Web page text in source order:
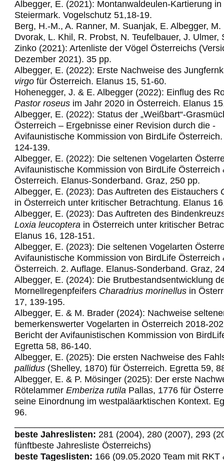
Albegger, E. (2021): Montanwaldeulen-Kartierung in
Steiermark. Vogelschutz 51,18-19.
Berg, H.-M., A. Ranner, M. Suanjak, E. Albegger, M.
Dvorak, L. Khil, R. Probst, N. Teufelbauer, J. Ulmer,
Zinko (2021): Artenliste der Vögel Österreichs
Dezember 2021). 35 pp.
Albegger, E. (2022): Erste Nachweise des
virgo für Österreich. Elanus 15, 51-60.
Hohenegger, J. & E. Albegger (2022): Einflug des
Pastor roseus im Jahr 2020 in Österreich. Elanus
Albegger, E. (2022): Status der „Weißbart“-
Österreich – Ergebnisse einer Revision­ ­durch­ die ­
Avifaunistische­ Kommission­ von ­BirdLife ­Österre
124-139.
Albegger, E. (2022): Die seltenen Vogelarten
Avifaunistische Kommission von BirdLife Österreich
Österreich. Elanus-Sonderband. Graz, 250 pp.
Albegger, E. (2023): Das Auftreten des Eistauchers
in Österreich unter kritischer Betrachtung. Elanus
Albegger, E. (2023): Das Auftreten des
Loxia leucoptera in Österreich unter kritischer
Elanus 16, 128-151.
Albegger, E. (2023): Die seltenen Vogelarten
Avifaunistische Kommission von BirdLife Österreich
Österreich. 2. Auflage. Elanus-Sonderband. Graz,
Albegger, E. (2024): Die Brutbestandsentwicklung
Mornellregenpfeifers Charadrius morinellus in
17, 139-195.
Albegger, E. & M. Brader (2024): Nachweise
bemerkenswerter Vogelarten in Österreich 2018-
Bericht der Avifaunistischen Kommission von
Egretta 58, 86-140.
Albegger, E. (2025): Die ersten Nachweise des
pallidus (Shelley, 1870) für Österreich. Egretta 59,
Albegger, E. & P. Mösinger (2025): Der erste
Rötelammer Emberiza rutila Pallas, 1776 für
seine Einordnung im westpaläarktischen Kontext.
96.
beste Jahreslisten: 281 (2004), 280 (2007), 293
fünftbeste Jahresliste Österreichs)
beste Tageslisten: 166 (09.05.2020 Team mit RKT